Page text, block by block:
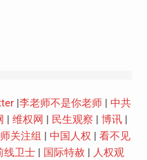
| 李老师不是你老师| 中共
维权网 民生观察 博讯|
关注组 中国人权
看不见
线卫士| 国际特赦
人权观